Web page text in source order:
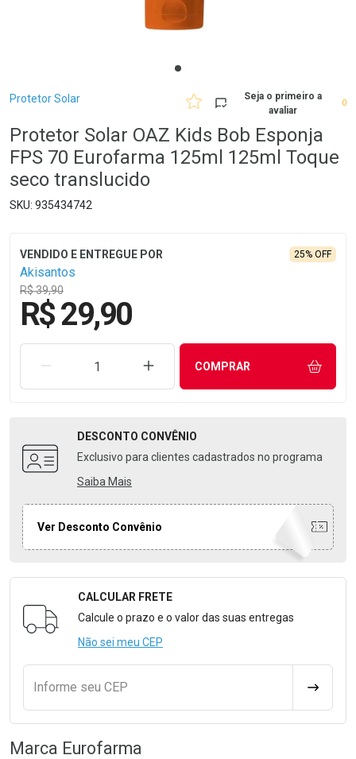
Breadcrumb
Protetor Solar
Seja o primeiro a
avaliar
0
Protetor Solar OAZ Kids Bob Esponja
FPS 70 Eurofarma 125ml 125ml Toque
seco translucido
935434742
Akisantos
R$ 39,90
25% OFF
R$ 29,90
REMOVER UMA UNIDADEAUMENTAR UMA UNIDADE
COMPRAR
DESCONTO CONVÊNIO
Exclusivo para clientes cadastrados no programa
Saiba Mais
Ver Desconto Convênio
Formulário para Calcular o Frete
CALCULAR FRETE
Calcule o prazo e o valor das suas entregas
Não sei meu CEP
Informe seu CEP
Marca Eurofarma